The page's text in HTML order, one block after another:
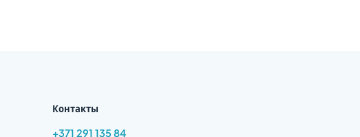
Контакты
+371 291 135 84